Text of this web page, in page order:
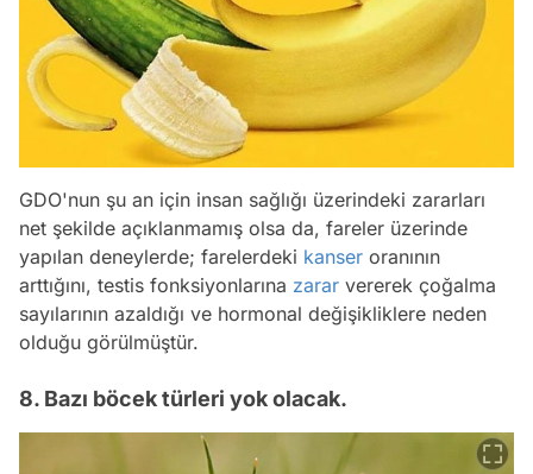
GDO'nun şu an için insan sağlığı üzerindeki zararları
net şekilde açıklanmamış olsa da, fareler üzerinde
yapılan deneylerde; farelerdeki kanser oranının
arttığını, testis fonksiyonlarına zarar vererek çoğalma
sayılarının azaldığı ve hormonal değişikliklere neden
olduğu görülmüştür.
8. Bazı böcek türleri yok olacak.